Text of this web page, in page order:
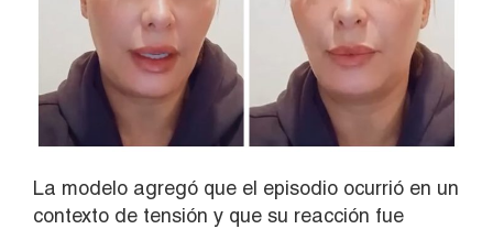
La modelo agregó que el episodio ocurrió en un
contexto de tensión y que su reacción fue